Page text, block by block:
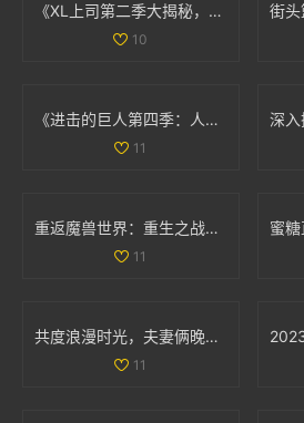
《XL上司第二季大揭秘，角色发展与剧情变化分析》
10
《进击的巨人第四季：人类与巨人最终决战的史诗篇章》
11
重返魔兽世界：重生之战斗的奇幻征程与挑战
11
共度浪漫时光，夫妻俩晚间电影推荐，温馨不容错过
11